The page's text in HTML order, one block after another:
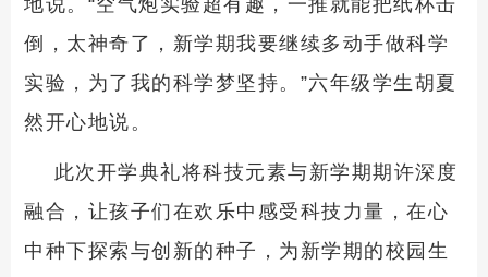
倒，太神奇了，新学期我要继续多动手做科学
实验，为了我的科学梦坚持。”六年级学生胡夏
然开心地说。
此次开学典礼将科技元素与新学期期许深度
融合，让孩子们在欢乐中感受科技力量，在心
中种下探索与创新的种子，为新学期的校园生